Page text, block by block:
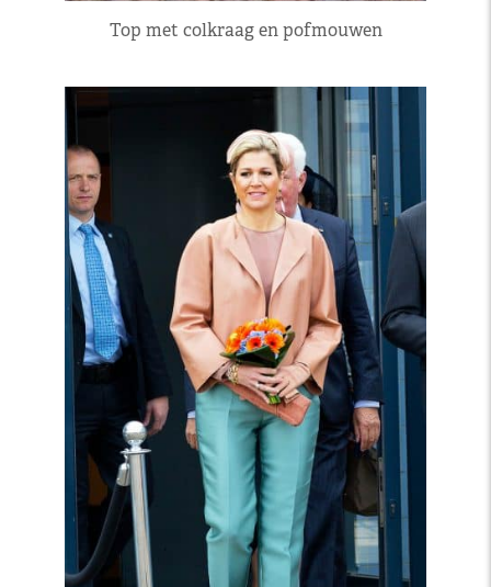
Top met colkraag en pofmouwen